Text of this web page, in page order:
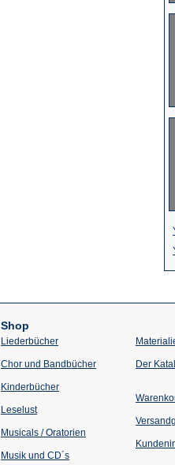
Shop
Liederbücher
Chor und Bandbücher
Kinderbücher
Leselust
Musicals / Oratorien
Musik und CD´s
Der